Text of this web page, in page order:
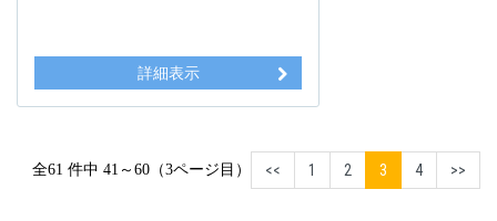
詳細表示
全61 件中 41～60（3ページ目） << 1 2 3 4 >>